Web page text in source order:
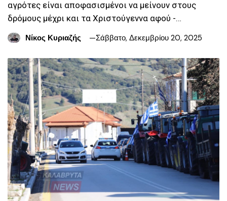
αγρότες είναι αποφασισμένοι να μείνουν στους
δρόμους μέχρι και τα Χριστούγεννα αφού -…
Νίκος Κυριαζής
Σάββατο, Δεκεμβρίου 20, 2025